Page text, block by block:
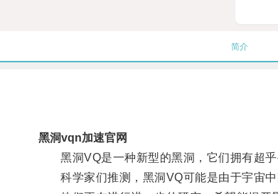
简介
黑洞vqn加速官网
黑洞VQ是一种新型的黑洞，它们拥有超乎
科学家们推测，黑洞VQ可能是由于宇宙中